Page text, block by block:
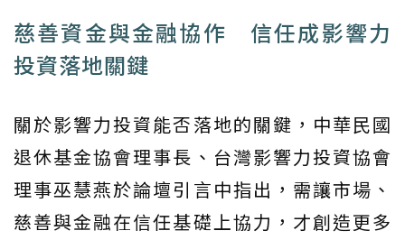
慈善資金與金融協作 信任成影響力
投資落地關鍵
關於影響力投資能否落地的關鍵，中華民國
退休基金協會理事長、台灣影響力投資協會
理事巫慧燕於論壇引言中指出，需讓市場、
慈善與金融在信任基礎上協力，才創造更多